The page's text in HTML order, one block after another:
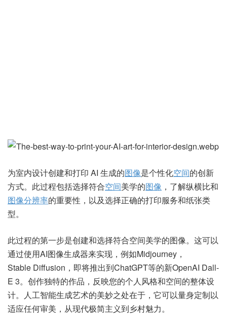
为室内设计创建和打印 AI 生成的图像是个性化空间的创新
方式。此过程包括选择符合空间美学的图像 ，了解纵横比和
图像分辨率的重要性，以及选择正确的打印服务和纸张类
型。
此过程的第一步是创建和选择符合空间美学的图像。这可以
通过使用AI图像生成器来实现，例如Midjourney，
Stable Diffusion，即将推出到ChatGPT等的新OpenAI Dall-
E 3。创作独特的作品，反映您的个人风格和空间的整体设
计。人工智能生成艺术的美妙之处在于，它可以量身定制以
适应任何审美，从现代极简主义到乡村魅力。